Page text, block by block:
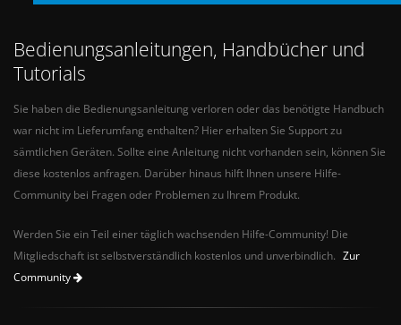
Bedienungsanleitungen, Handbücher und
Tutorials
Sie haben die Bedienungsanleitung verloren oder das benötigte Handbuch
war nicht im Lieferumfang enthalten? Hier erhalten Sie Support zu
sämtlichen Geräten. Sollte eine Anleitung nicht vorhanden sein, können Sie
diese kostenlos anfragen. Darüber hinaus hilft Ihnen unsere Hilfe-
Community bei Fragen oder Problemen zu Ihrem Produkt.
Werden Sie ein Teil einer täglich wachsenden Hilfe-Community! Die
Mitgliedschaft ist selbstverständlich kostenlos und unverbindlich. Zur
Community